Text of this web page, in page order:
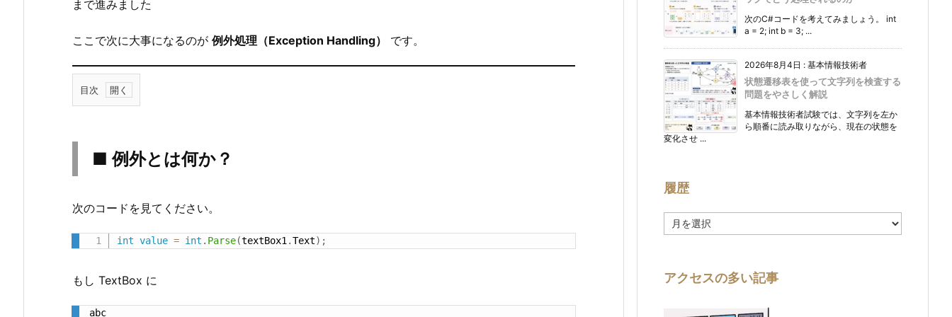
まで進みました
ここで次に大事になるのが 例外処理（Exception Handling） です。
目次
1.
外
か？
ぜ
■ 例外とは何か？
次のコードを見てください。
int value = int . Parse(textBox1 .Text) ;
もし TextBox に
abc
次のC#コードを考えてみましょう。 int
a = 2; int b = 3; ...
2026年8月4日 : 基本情報技術者
状態遷移表を使って文字列を検査する
問題をやさしく解説
基本情報技術者試験では、文字列を左か
ら順番に読み取りながら、現在の状態を
変化させ ...
履歴
歴
アクセスの多い記事